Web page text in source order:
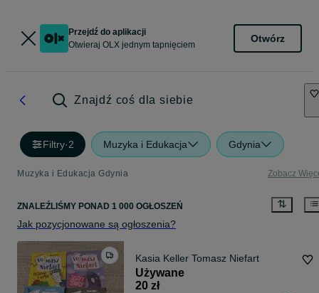
Przejdź do aplikacji
Otwieraj OLX jednym tapnięciem
Otwórz
Znajdź coś dla siebie
Filtry·2 Muzyka i Edukacja Gdynia
Muzyka i Edukacja Gdynia Zobacz
ZNALEŹLIŚMY PONAD 1 000 OGŁOSZEŃ
Jak pozycjonowane są ogłoszenia?
Kasia Keller Tomasz Niefart
Używane
20 zł